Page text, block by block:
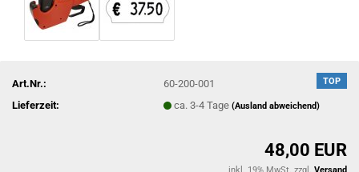
TOP
Art.Nr.:
60-200-001
Lieferzeit:
ca. 3-4 Tage(Ausland abweichend)
48,00 EUR